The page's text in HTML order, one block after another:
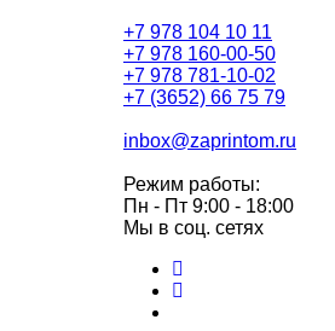
+7 978 104 10 11
+7 978 160-00-50
+7 978 781-10-02
+7 (3652) 66 75 79
inbox@zaprintom.ru
Режим работы:
Пн - Пт 9:00 - 18:00
Мы в соц. сетях